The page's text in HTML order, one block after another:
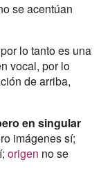
se acentúan
lo tanto es una
vocal, por lo
de arriba,
en singular
imágenes sí;
origen no se